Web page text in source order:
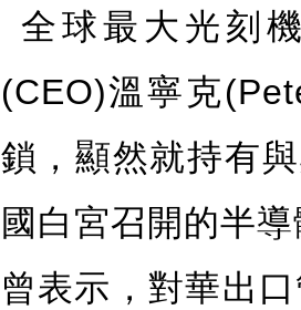
全球最大光刻
(CEO)溫寧克
鎖，顯然就持有
國白宮召開的半
曾表示，對華出